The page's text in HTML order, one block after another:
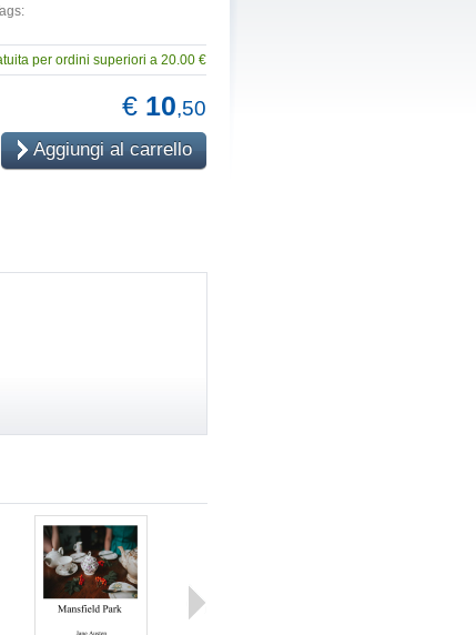
per ordini superiori a 20.00 €
€ 10,50
Aggiungi al carrello